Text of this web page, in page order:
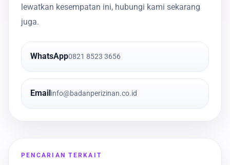
lewatkan kesempatan ini, hubungi kami sekarang
juga.
WhatsApp0821 8523 3656
Email info@badanperizinan.co.id
PENCARIAN TERKAIT